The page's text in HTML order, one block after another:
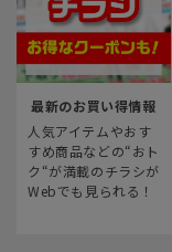
最新のお買い得情報
人気アイテムやおす
すめ商品などの“おト
ク“が満載のチラシが
Webでも見られる！